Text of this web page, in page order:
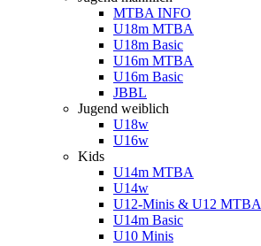
MTBA INFO
U18m MTBA
U18m Basic
U16m MTBA
U16m Basic
JBBL
Jugend weiblich
U18w
U16w
Kids
U14m MTBA
U14w
U12-Minis & U12 MTBA
U14m Basic
U10 Minis